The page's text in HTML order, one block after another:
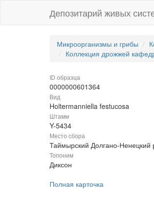
Депозитарий живых
Микроорганизмы и грибы
Коллекция дрожжей
ID образца
0000000601364
Вид
Holtermanniella festucosa
Штамм
Y-5434
Место сбора
Таймырский Долгано-Ненецкий
Топоним
Диксон
Полная карточка